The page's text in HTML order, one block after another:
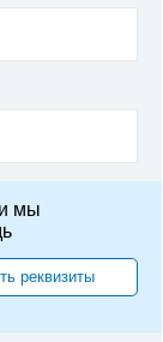
мы
реквизиты